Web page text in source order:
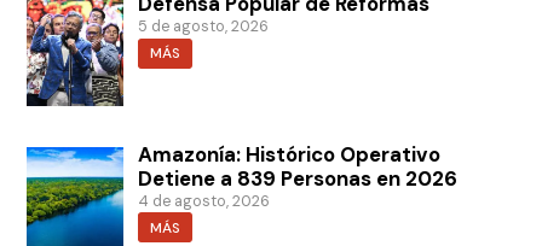
5 de agosto, 2026
MÁS
Amazonía: Histórico Operativo
Detiene a 839 Personas en 2026
4 de agosto, 2026
MÁS